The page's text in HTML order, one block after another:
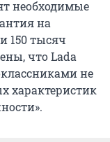
необходимые
на
150 тысяч
что Lada
не
характеристик